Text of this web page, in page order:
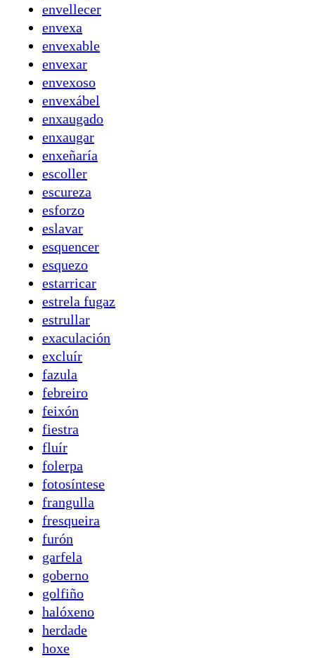
envellecer
envexa
envexable
envexar
envexoso
envexábel
enxaugado
enxaugar
enxeñaría
escoller
escureza
esforzo
eslavar
esquencer
esquezo
estarricar
estrela fugaz
estrullar
exaculación
excluír
fazula
febreiro
feixón
fiestra
fluír
folerpa
fotosíntese
frangulla
fresqueira
furón
garfela
goberno
golfiño
halóxeno
herdade
hoxe